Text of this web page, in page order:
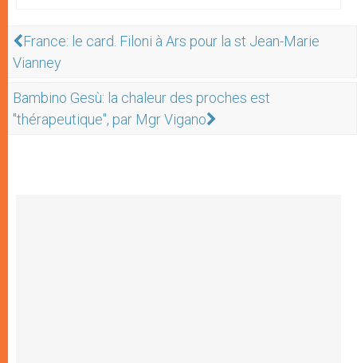
France: le card. Filoni à Ars pour la st Jean-Marie
Vianney
Bambino Gesù: la chaleur des proches est
"thérapeutique", par Mgr Vigano